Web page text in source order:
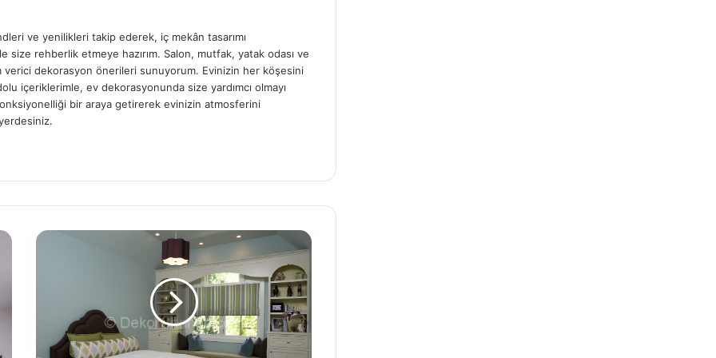
ve yenilikleri takip ederek, iç mekân tasarımı
size rehberlik etmeye hazırım. Salon, mutfak, yatak odası ve
verici dekorasyon önerileri sunuyorum. Evinizin her köşesini
içeriklerimle, ev dekorasyonunda size yardımcı olmayı
bir araya getirerek evinizin atmosferini